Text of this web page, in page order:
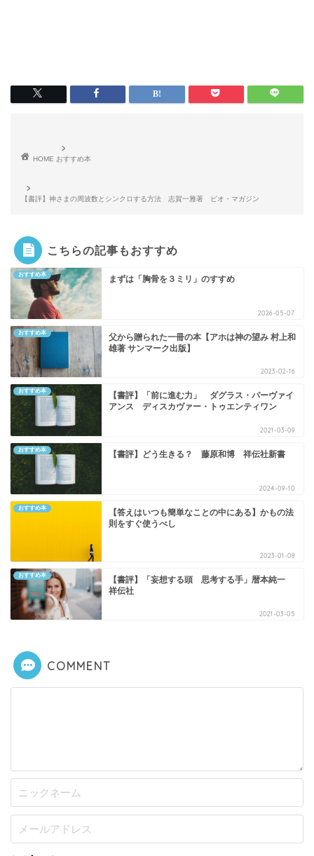
HOME おすすめ本
【書評】神さまの周波数とシンクロする方法 志賀一雅著 ビオ・マガジン
こちらの記事もおすすめ
おすすめ本 まずは「胸骨を３ミリ」のすすめ
2026-05-07
おすすめ本
父から贈られた一冊の本【アホは神の望み 村上和
雄著 サンマーク出版】
2023-02-16
おすすめ本
【書評】「前に進む力」 ダグラス・パーヴァイ
アンス ディスカヴァー・トゥエンティワン
2021-03-09
おすすめ本 【書評】どう生きる？ 藤原和博 祥伝社新書
2024-09-10
おすすめ本
【答えはいつも簡単なことの中にある】かもの法
則をすぐ使うべし
2023-01-08
おすすめ本
【書評】「妄想する頭 思考する手」暦本純一
祥伝社
2021-03-05
COMMENT